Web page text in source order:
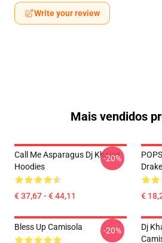
Write your review
Mais vendidos
Call Me Asparagus Dj Khaled
Hoodies
€ 37,67 - € 44,11
-20%
€
Bless Up Camisola -20%
Dj